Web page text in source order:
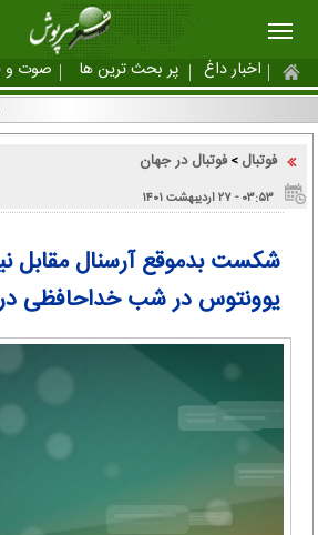
اخبار داغ پر بحث ترین ها صوت و
فوتبال >فوتبال در جهان
۰۳:۵۳ - ۲۷ اردیبهشت ۱۴۰۱
شکست بدموقع آرسنال مقابل
یوونتوس در شب خداحافظی